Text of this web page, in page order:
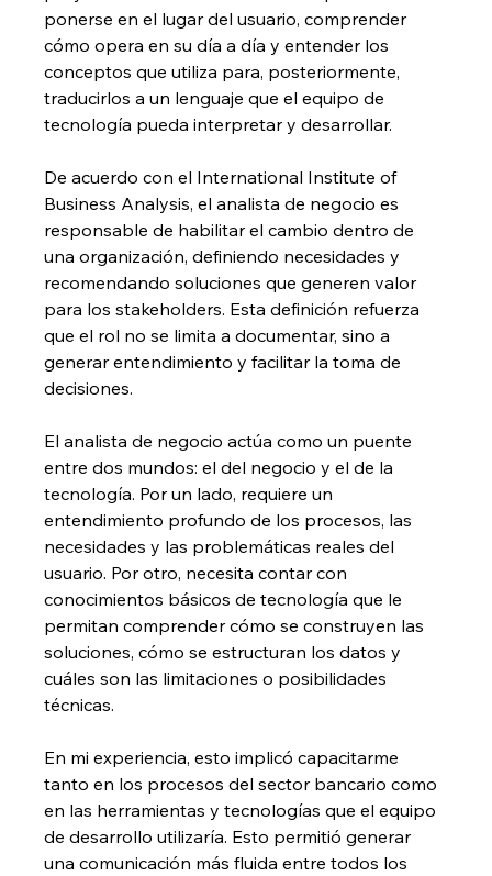
ponerse en el lugar del usuario, comprender
cómo opera en su día a día y entender los
conceptos que utiliza para, posteriormente,
traducirlos a un lenguaje que el equipo de
tecnología pueda interpretar y desarrollar.
De acuerdo con el International Institute of
Business Analysis, el analista de negocio es
responsable de habilitar el cambio dentro de
una organización, definiendo necesidades y
recomendando soluciones que generen valor
para los stakeholders. Esta definición refuerza
que el rol no se limita a documentar, sino a
generar entendimiento y facilitar la toma de
decisiones.
El analista de negocio actúa como un puente
entre dos mundos: el del negocio y el de la
tecnología. Por un lado, requiere un
entendimiento profundo de los procesos, las
necesidades y las problemáticas reales del
usuario. Por otro, necesita contar con
conocimientos básicos de tecnología que le
permitan comprender cómo se construyen las
soluciones, cómo se estructuran los datos y
cuáles son las limitaciones o posibilidades
técnicas.
En mi experiencia, esto implicó capacitarme
tanto en los procesos del sector bancario como
en las herramientas y tecnologías que el equipo
de desarrollo utilizaría. Esto permitió generar
una comunicación más fluida entre todos los